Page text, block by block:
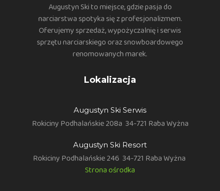
Augustyn Ski to miejsce, gdzie pasja do
narciarstwa spotyka się z profesjonalizmem.
Oferujemy sprzedaż, wypożyczalnię i serwis
sprzętu narciarskiego oraz snowboardowego
renomowanych marek.
Lokalizacja
Augustyn Ski Serwis
Rokiciny Podhalańskie 208a 34-721 Raba Wyżna
Augustyn Ski Resort
Rokiciny Podhalańskie 246 34-721 Raba Wyżna
Strona ośrodka